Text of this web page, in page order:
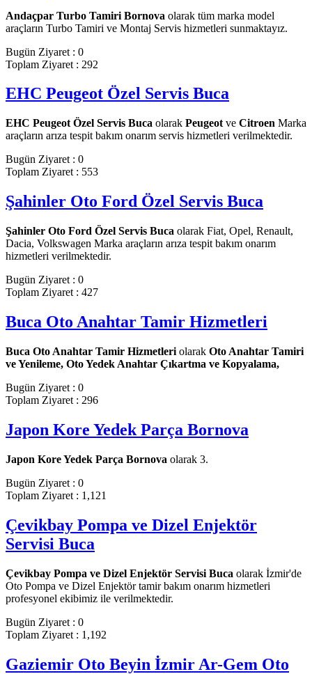
Andaçpar Turbo Tamiri Bornova olarak tüm marka model
araçların Turbo Tamiri ve Montaj Servis hizmetleri sunmaktayız.
Bugün Ziyaret : 0
Toplam Ziyaret : 292
EHC Peugeot Özel Servis Buca
EHC Peugeot Özel Servis Buca olarak Peugeot ve Citroen Marka
araçların arıza tespit bakım onarım servis hizmetleri verilmektedir.
Bugün Ziyaret : 0
Toplam Ziyaret : 553
Şahinler Oto Ford Özel Servis Buca
Şahinler Oto Ford Özel Servis Buca olarak Fiat, Opel, Renault,
Dacia, Volkswagen Marka araçların arıza tespit bakım onarım
hizmetleri verilmektedir.
Bugün Ziyaret : 0
Toplam Ziyaret : 427
Buca Oto Anahtar Tamir Hizmetleri
Buca Oto Anahtar Tamir Hizmetleri olarak Oto Anahtar Tamiri
ve Yenileme, Oto Yedek Anahtar Çıkartma ve Kopyalama,
Bugün Ziyaret : 0
Toplam Ziyaret : 296
Japon Kore Yedek Parça Bornova
Japon Kore Yedek Parça Bornova olarak 3.
Bugün Ziyaret : 0
Toplam Ziyaret : 1,121
Çevikbay Pompa ve Dizel Enjektör
Servisi Buca
Çevikbay Pompa ve Dizel Enjektör Servisi Buca olarak İzmir'de
Oto Pompa ve Dizel Enjektör tamir bakım onarım hizmetleri
profesyonel ekibimiz ile verilmektedir.
Bugün Ziyaret : 0
Toplam Ziyaret : 1,192
Gaziemir Oto Beyin İzmir Ar-Gem Oto